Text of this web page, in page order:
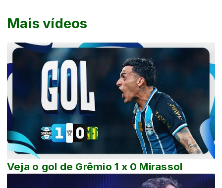
Mais vídeos
Veja o gol de Grêmio 1 x 0 Mirassol